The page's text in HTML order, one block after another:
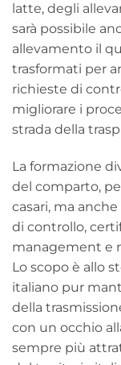
latte, degli
sarà possibile
allevamento il
trasformati per
richieste di
migliorare i
strada della
La formazione
del comparto,
casari, ma
di controllo,
management e
Lo scopo è allo
italiano pur
della
con un occhio
sempre più